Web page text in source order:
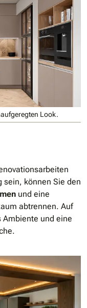
Look.
sein, können Sie den
und eine
abtrennen. Auf
und eine